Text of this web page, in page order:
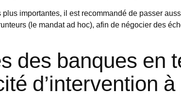
importantes, il est recommandé de passer
(le mandat ad hoc), afin de négocier des
des banques en
d’intervention